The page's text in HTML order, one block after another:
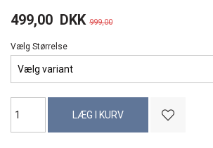
499,00 DKK 999,00
Vælg Størrelse